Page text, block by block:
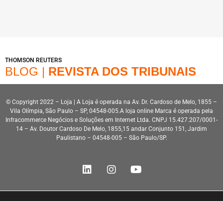
THOMSON REUTERS
BLOG | REVISTA DOS TRIBUNAIS
© Copyright 2022 – Loja | A Loja é operada na Av. Dr. Cardoso de Melo, 1855 –
Vila Olímpia, São Paulo – SP, 04548-005.A loja online Marca é operada pela
Infracommerce Negócios e Soluções em Internet Ltda. CNPJ 15.427.207/0001-
14 – Av. Doutor Cardoso De Melo, 1855,15 andar Conjunto 151, Jardim
Paulistano – 04548-005 – São Paulo/SP.